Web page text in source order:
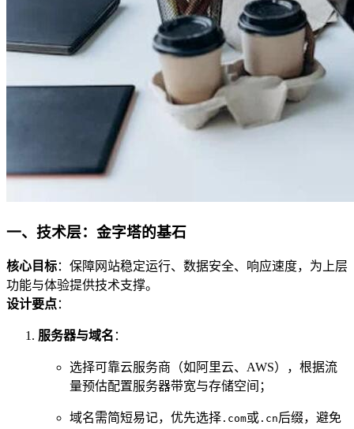
一、技术层：金字塔的基石
核心目标：保障网站稳定运行、数据安全、响应速度，为上层
功能与体验提供技术支撑。
设计要点：
服务器与域名 ：
选择可靠云服务商（如阿里云、AWS），根据流
量预估配置服务器带宽与存储空间；
域名需简短易记，优先选择 .com或 .cn后缀，避免